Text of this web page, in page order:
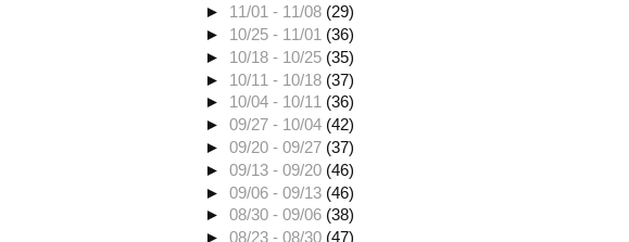
► 11/01 - 11/08 (29)
► 10/25 - 11/01 (36)
► 10/18 - 10/25 (35)
► 10/11 - 10/18 (37)
► 10/04 - 10/11 (36)
►09/27 - 10/04 (42)
►09/20 - 09/27 (37)
►09/13 - 09/20 (46)
►09/06 - 09/13 (46)
►08/30 - 09/06 (38)
►08/23 - 08/30 (47)